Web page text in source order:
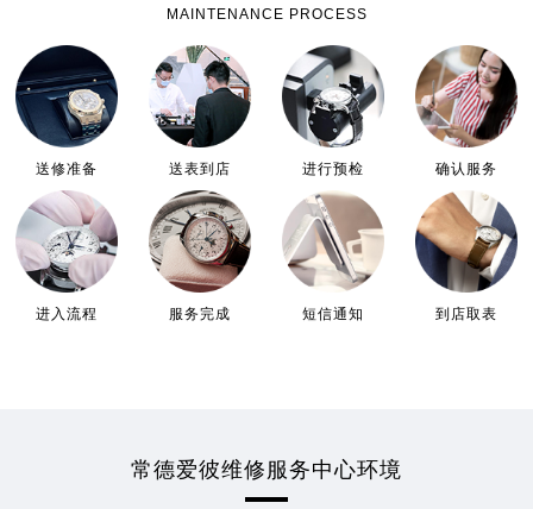
MAINTENANCE PROCESS
送修准备 送表到店 进行预检 确认服务
进入流程 服务完成 短信通知 到店取表
常德爱彼维修服务中心环境